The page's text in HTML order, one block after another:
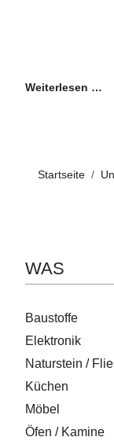
Weiterlesen …
Startseite
WAS
Baustoffe
Elektronik
Naturstein /
Küchen
Möbel
Öfen / Kamine